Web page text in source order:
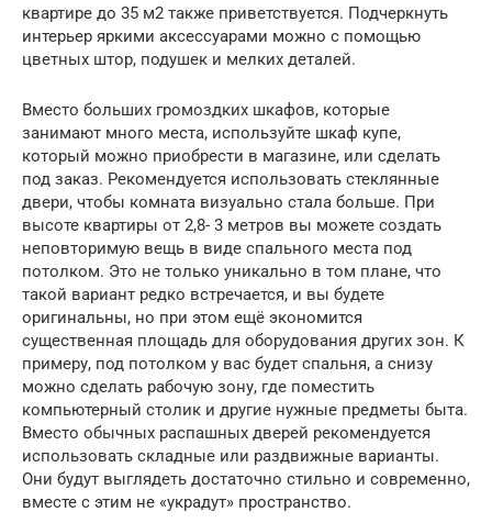
квартире до 35 м2 также приветствуется. Подчеркнуть
интерьер яркими аксессуарами можно с помощью
цветных штор, подушек и мелких деталей.
Вместо больших громоздких шкафов, которые
занимают много места, используйте шкаф купе,
который можно приобрести в магазине, или сделать
под заказ. Рекомендуется использовать стеклянные
двери, чтобы комната визуально стала больше. При
высоте квартиры от 2,8- 3 метров вы можете создать
неповторимую вещь в виде спального места под
потолком. Это не только уникально в том плане, что
такой вариант редко встречается, и вы будете
оригинальны, но при этом ещё экономится
существенная площадь для оборудования других зон. К
примеру, под потолком у вас будет спальня, а снизу
можно сделать рабочую зону, где поместить
компьютерный столик и другие нужные предметы быта.
Вместо обычных распашных дверей рекомендуется
использовать складные или раздвижные варианты.
Они будут выглядеть достаточно стильно и современно,
вместе с этим не «украдут» пространство.